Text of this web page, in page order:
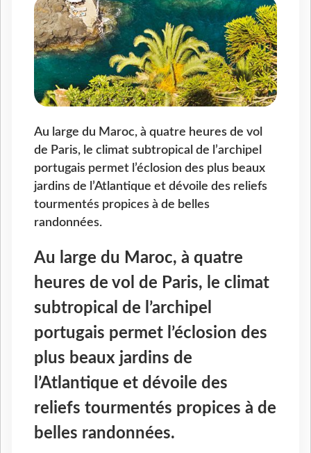
Au large du Maroc, à quatre heures de vol
de Paris, le climat subtropical de l’archipel
portugais permet l’éclosion des plus beaux
jardins de l’Atlantique et dévoile des reliefs
tourmentés propices à de belles
randonnées.
Au large du Maroc, à quatre
heures de vol de Paris, le climat
subtropical de l’archipel
portugais permet l’éclosion des
plus beaux jardins de
l’Atlantique et dévoile des
reliefs tourmentés propices à de
belles randonnées.